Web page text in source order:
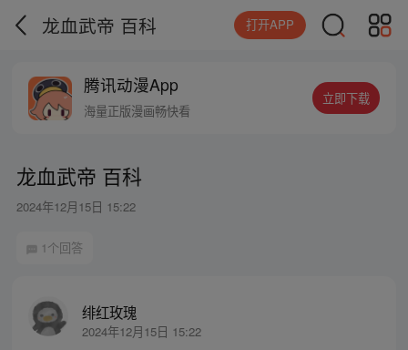
龙血武帝 百科 打开APP
腾讯动漫App
海量正版漫画畅快看
立即下载
龙血武帝 百科
2024年12月15日 15:22
1个回答
绯红玫瑰
2024年12月15日 15:22